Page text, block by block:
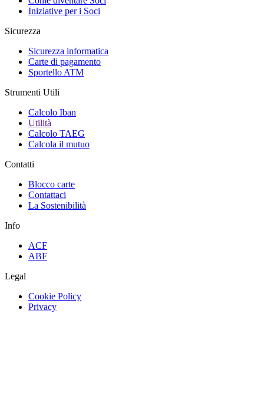
Iniziative per i Soci
Sicurezza
Sicurezza informatica
Carte di pagamento
Sportello ATM
Strumenti Utili
Calcolo Iban
Utilità
Calcolo TAEG
Calcola il mutuo
Contatti
Blocco carte
Contattaci
La Sostenibilità
Info
ACF
ABF
Legal
Cookie Policy
Privacy